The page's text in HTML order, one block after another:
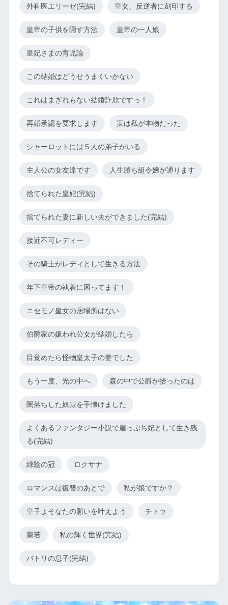
外科医エリーゼ(完結) 皇女、反逆者に刻印する
皇帝の子供を隠す方法 皇帝の一人娘
皇妃さまの育児論
この結婚はどうせうまくいかない
これはまぎれもない結婚詐欺ですっ！
再婚承認を要求します 実は私が本物だった
シャーロットには５人の弟子がいる
主人公の女友達です 人生勝ち組令嬢が通ります
捨てられた皇妃(完結)
捨てられた妻に新しい夫ができました(完結)
接近不可レディー
その騎士がレディとして生きる方法
年下皇帝の執着に困ってます！
ニセモノ皇女の居場所はない
伯爵家の嫌われ公女が結婚したら
目覚めたら怪物皇太子の妻でした
もう一度、光の中へ 森の中で公爵が拾ったのは
闇落ちした奴隷を手懐けました
よくあるファンタジー小説で崖っぷち妃として生き残
る(完結)
緑陰の冠 ロクサナ
ロマンスは復讐のあとで 私が娘ですか？
皇子よそなたの願いを叶えよう チトラ
蘭若 私の輝く世界(完結)
バトリの息子(完結)